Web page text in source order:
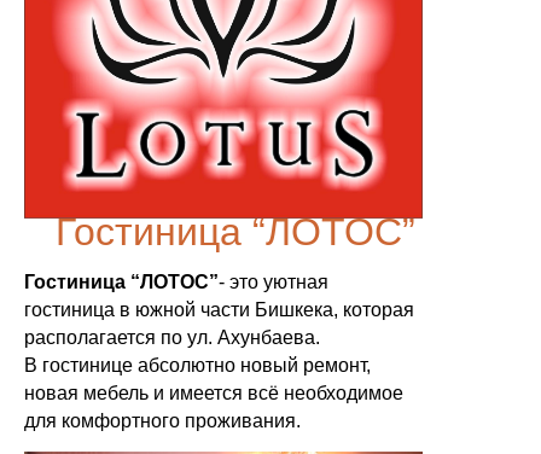
Гостиница “ЛОТОС”
Гостиница “ЛОТОС”- это уютная
гостиница в южной части Бишкека, которая
располагается по ул. Ахунбаева.
В гостинице абсолютно новый ремонт,
новая мебель и имеется всё необходимое
для комфортного проживания.